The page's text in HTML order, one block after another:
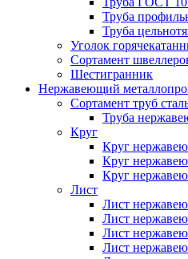
Труба
Труба
Уголок
Сортамент
Шестигранник
Нержавеющий
Сортамент труб
Труба
Круг
Круг
Круг
Круг
Лист
Лист
Лист
Лист
Лист